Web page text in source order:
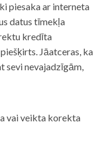
piesaka ar interneta
datus tīmekļa
kredīta
Jāatceras, ka
sevi nevajadzīgām,
vai veikta korekta